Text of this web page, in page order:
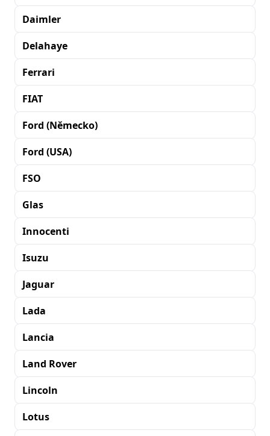
Daimler
Delahaye
Ferrari
FIAT
Ford (Německo)
Ford (USA)
FSO
Glas
Innocenti
Isuzu
Jaguar
Lada
Lancia
Land Rover
Lincoln
Lotus